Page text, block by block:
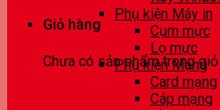
Giỏ hàng
Chưa có sản phẩm trong giỏ
Phụ kiện Máy in
Cụm mực
Lọ mực
Phụ kiện Mạng
Card mạng
Cáp mạng